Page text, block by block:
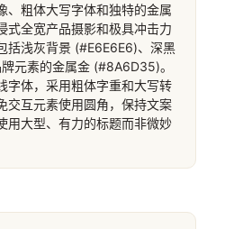
、粗体大写字体和独特的金属
式全宽产品摄影和极具冲击力
括浅灰背景 (#E6E6E6)、深黑
元素的金属金 (#8A6D35)。
字体，采用粗体字重和大写转
交互元素使用圆角，保持文案
用大型、有力的标题而非微妙